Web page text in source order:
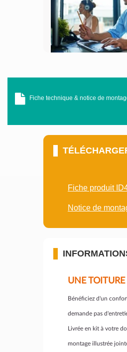
Fiche technique & notice de
Fiche produit
Notice de
UNE
Bénéficiez d'un
demande pas
Livrée en kit à votre
montage illustrée